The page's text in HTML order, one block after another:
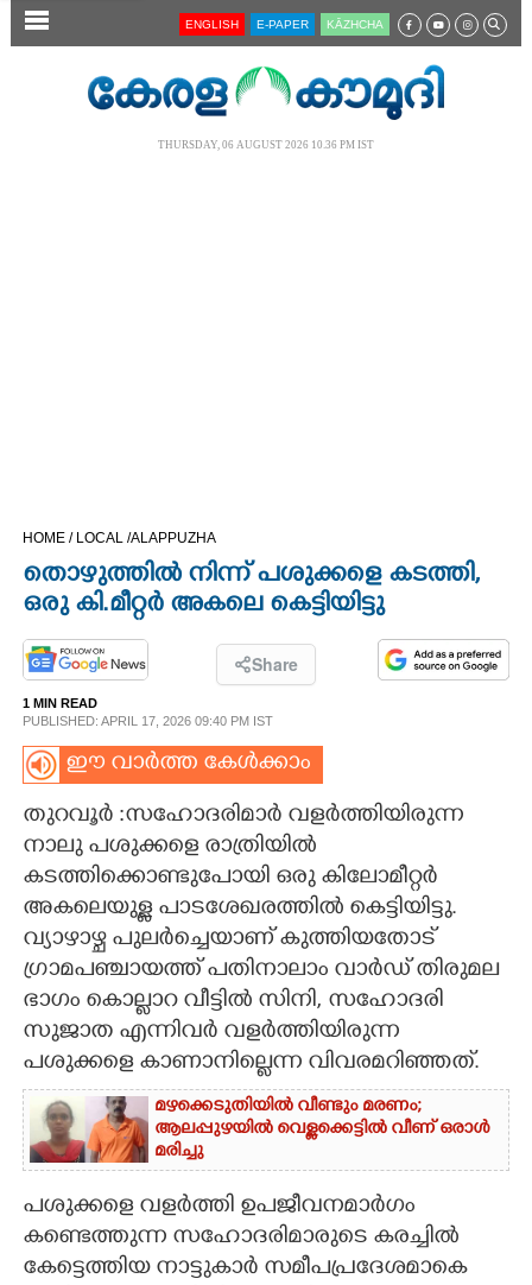
SECTIONS
OPINION
LIFESTYLE
SPIRITUAL
INFO+
ART
ASTRO
CARTOONS
LITERATURE
ZOOM
ENGLISH E-PAPER KĀZHCHA
THURSDAY, 06 AUGUST 2026 10.36 PM IST
HOME / LOCAL /ALAPPUZHA
തൊഴുത്തിൽ നിന്ന് പശുക്കളെ കടത്തി,
ഒരു കി.മീറ്റർ അകലെ കെട്ടിയിട്ടു
Share
1 MIN READ
PUBLISHED: APRIL 17, 2026 09:40 PM IST
ഈ വാർത്ത കേൾക്കാം
തുറവൂർ :സഹോദരിമാർ വളർത്തിയിരുന്ന
നാലു പശുക്കളെ രാത്രിയിൽ
കടത്തിക്കൊണ്ടുപോയി ഒരു കിലോമീറ്റർ
അകലെയുള്ള പാടശേഖരത്തിൽ കെട്ടിയിട്ടു.
വ്യാഴാഴ്ച പുലർച്ചെയാണ് കുത്തിയതോട്
ഗ്രാമപഞ്ചായത്ത് പതിനാലാം വാർഡ് തിരുമല
ഭാഗം കൊല്ലാറ വീട്ടിൽ സിനി, സഹോദരി
സുജാത എന്നിവർ വളർത്തിയിരുന്ന
പശുക്കളെ കാണാനില്ലെന്ന വിവരമറിഞ്ഞത്.
മഴക്കെടുതിയിൽ വീണ്ടും മരണം;
ആലപ്പുഴയിൽ വെള്ളക്കെട്ടിൽ വീണ് ഒരാൾ
മരിച്ചു
പശുക്കളെ വളർത്തി ഉപജീവനമാർഗം
കണ്ടെത്തുന്ന സഹോദരിമാരുടെ കരച്ചിൽ
കേട്ടെത്തിയ നാട്ടുകാർ സമീപപ്രദേശമാകെ